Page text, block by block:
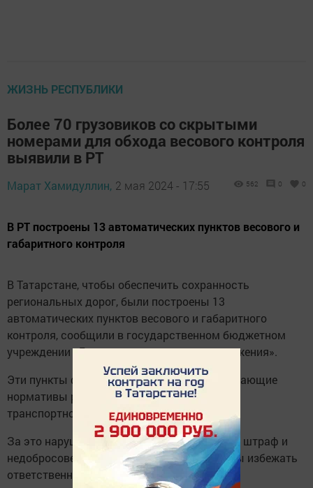
ЖИЗНЬ РЕСПУБЛИКИ
Более 70 грузовиков со скрытыми
номерами для обхода весового контроля
выявили в РТ
Марат Хамидуллин, 2 мая 2024 - 17:55 562 0 0
В РТ построены 13 автоматических пунктов весового и
габаритного контроля
В Татарстане, чтобы обеспечить сохранность
региональных дорог, были построены 13
автоматических пунктов весового и габаритного
контроля, сообщили в государственном бюджетном
учреждении «Безопасность дорожного движения».
Эти пункты фиксируют показатели, превышающие
нормативы разрешенной нагрузки на ось
транспортного средства.
За это нарушение предусмотрен серьезный штраф и
недобросовестные грузоперевозчики, чтобы избежать
ответственности, объезжают пункты по